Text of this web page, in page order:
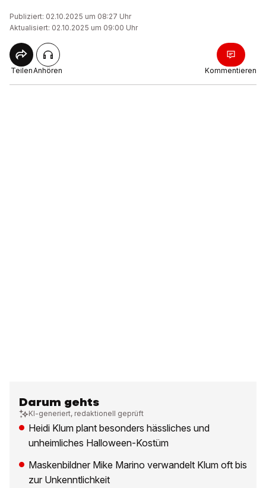
Publiziert: 02.10.2025 um 08:27 Uhr
Aktualisiert: 02.10.2025 um 09:00 Uhr
TeilenAnhören Kommentieren
Darum gehts
KI-generiert, redaktionell geprüft
Heidi Klum plant besonders hässliches und
unheimliches Halloween-Kostüm
Maskenbildner Mike Marino verwandelt Klum oft bis
zur Unkenntlichkeit